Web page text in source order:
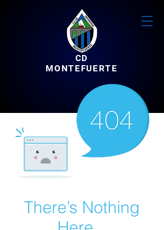
CD
MONTEFUERTE
There’s Nothing